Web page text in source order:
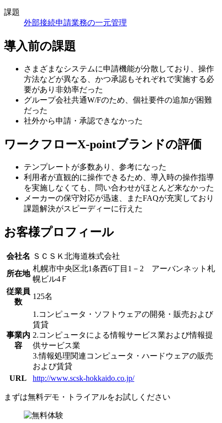
課題
外部接続申請業務の一元管理
導入前の課題
さまざまなシステムに申請機能が分散しており、操作
方法などが異なる、かつ承認もそれぞれで実施する必
要があり非効率だった
グループ会社共通W/Fのため、個社要件の追加が困難
だった
社外から申請・承認できなかった
ワークフローX-pointブランドの評価
テンプレートが多数あり、参考になった
利用者が直観的に操作できるため、導入時の操作指導
を実施しなくても、問い合わせがほとんど来なかった
メーカーの保守対応が迅速、またFAQが充実しており
課題解決がスピーディーに行えた
お客様プロフィール
会社名 ＳＣＳＫ北海道株式会社
所在地
札幌市中央区北1条西6丁目1－2 アーバンネット札
幌ビル4Ｆ
従業員
数
125名
事業内
容
1.コンピュータ・ソフトウェアの開発・販売および
賃貸
2.コンピュータによる情報サービス業および情報提
供サービス業
3.情報処理関連コンピュータ・ハードウェアの販売
および賃貸
URL
http://www.scsk-hokkaido.co.jp/
まずは無料デモ・トライアルをお試しください